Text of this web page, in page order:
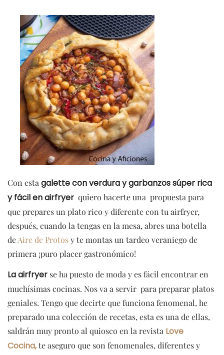
Con esta galette con verdura y garbanzos súper rica
y fácil en airfryer quiero hacerte una propuesta para
que prepares un plato rico y diferente con tu airfryer,
después, cuando la tengas en la mesa, abres una botella
deAire de Protosy te montas un tardeo veraniego de
primera ¡puro placer gastronómico!
La airfryer se ha puesto de moda y es fácil encontrar en
muchísimas cocinas. Nos va a servir para preparar platos
geniales. Tengo que decirte que funciona fenomenal, he
preparado una colección de recetas, esta es una de ellas,
saldrán muy pronto al quiosco en la revista Love
Cocina,te aseguro que son fenomenales, diferentes y